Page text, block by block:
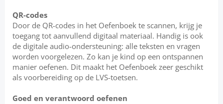
QR-codes
Door de QR-codes in het Oefenboek te scannen, krijg je
toegang tot aanvullend digitaal materiaal. Handig is ook
de digitale audio-ondersteuning: alle teksten en vragen
worden voorgelezen. Zo kan je kind op een ontspannen
manier oefenen. Dit maakt het Oefenboek zeer geschikt
als voorbereiding op de LVS-toetsen.
Goed en verantwoord oefenen